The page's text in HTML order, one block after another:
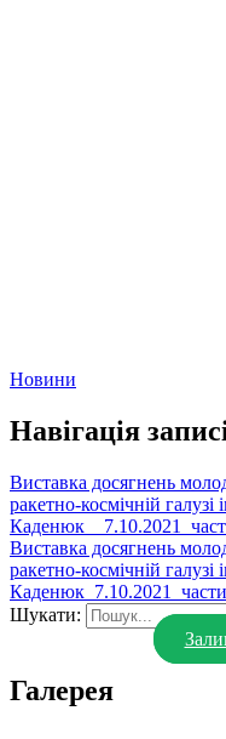
Новини
Навігація
Виставка досягнень
ракетно-космічній галузі
Виставка досягнень
ракетно-космічній галузі
Шукати:
Галерея